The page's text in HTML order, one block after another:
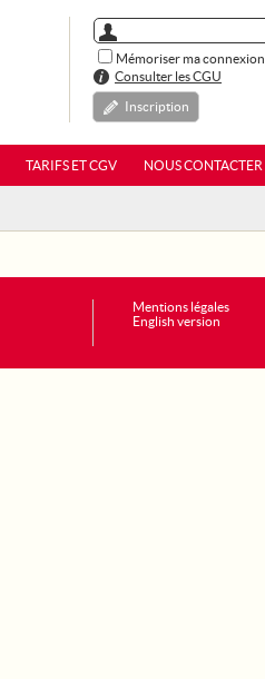
Mémoriser ma connexion
Consulter les CGU
Inscription
TARIFS ET CGV NOUS CONTACTER
Mentions légales
English version